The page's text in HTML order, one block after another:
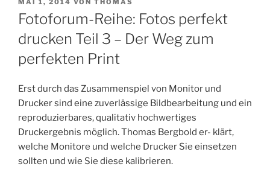
AM
MAI 1, 2014 VON THOMAS
Fotoforum-Reihe: Fotos perfekt
drucken Teil 3 – Der Weg zum
perfekten Print
Erst durch das Zusammenspiel von Monitor und
Drucker sind eine zuverlässige Bildbearbeitung und ein
reproduzierbares, qualitativ hochwertiges
Druckergebnis möglich. Thomas Bergbold er- klärt,
welche Monitore und welche Drucker Sie einsetzen
sollten und wie Sie diese kalibrieren.